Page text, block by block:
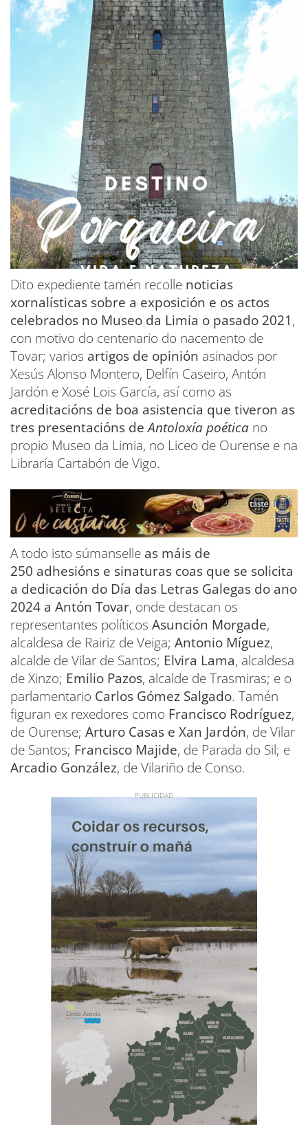
Dito expediente tamén recolle noticias
xornalísticas sobre a exposición e os actos
celebrados no Museo da Limia o pasado 2021,
con motivo do centenario do nacemento de
Tovar; varios artigos de opinión asinados por
Xesús Alonso Montero, Delfín Caseiro, Antón
Jardón e Xosé Lois García, así como as
acreditacións de boa asistencia que tiveron as
tres presentacións deAntoloxía poética no
propio Museo da Limia, no Liceo de Ourense e na
Libraría Cartabón de Vigo.
A todo isto súmanselle as máis de
250 adhesións e sinaturas coas que se solicita
a dedicación do Día das Letras Galegas do ano
2024 a Antón Tovar, onde destacan os
representantes políticos Asunción Morgade,
alcaldesa de Rairiz de Veiga; Antonio Míguez,
alcalde de Vilar de Santos; Elvira Lama, alcaldesa
de Xinzo; Emilio Pazos, alcalde de Trasmiras; e o
parlamentario Carlos Gómez Salgado. Tamén
figuran ex rexedores como Francisco Rodríguez,
de Ourense; Arturo Casas e Xan Jardón, de Vilar
de Santos; Francisco Majide, de Parada do Sil; e
Arcadio González, de Vilariño de Conso.